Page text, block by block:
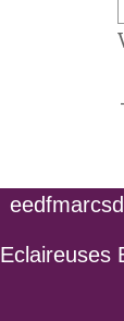
Eclaireuses